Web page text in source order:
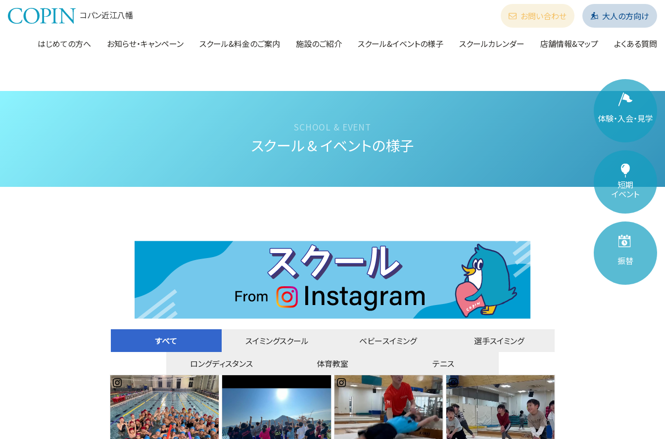
コパン近江八幡
はじめての方へ お知らせ・キャンペーン スクール&料金のご案内 施設のご紹介 スクール&イベントの様子 スクールカレンダー 店舗情報&マップ よくある質問
お問い合わせ 大人の方向け
スクール & イベントの様子
すべて スイミングスクール ベビースイミング
選手スイミング
ロングディスタンス
体育教室 テニス
体験・入会・見学
短期
イベント
振替